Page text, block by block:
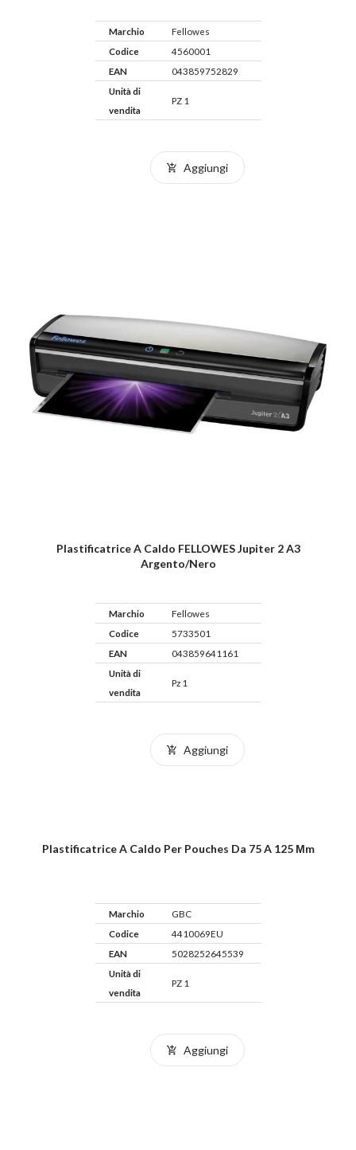
Marchio
Fellowes
Codice
4560001
EAN
043859752829
Unità di
vendita
PZ 1
Aggiungi
Plastificatrice A Caldo FELLOWES Jupiter 2 A3
Argento/nero
Marchio
Fellowes
Codice
5733501
EAN
043859641161
Unità di
vendita
Pz 1
Aggiungi
Plastificatrice A Caldo Per Pouches Da 75 A 125 Μm
Marchio
GBC
Codice
4410069EU
EAN
5028252645539
Unità di
vendita
PZ 1
Aggiungi